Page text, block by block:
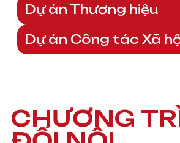
Dự án Thương hiệu
Dự án Công tác Xã
CHƯƠNG